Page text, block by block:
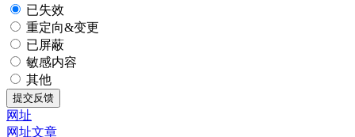
已失效
重定向&变更
已屏蔽
敏感内容
其他
提交反馈
网址
网址文章